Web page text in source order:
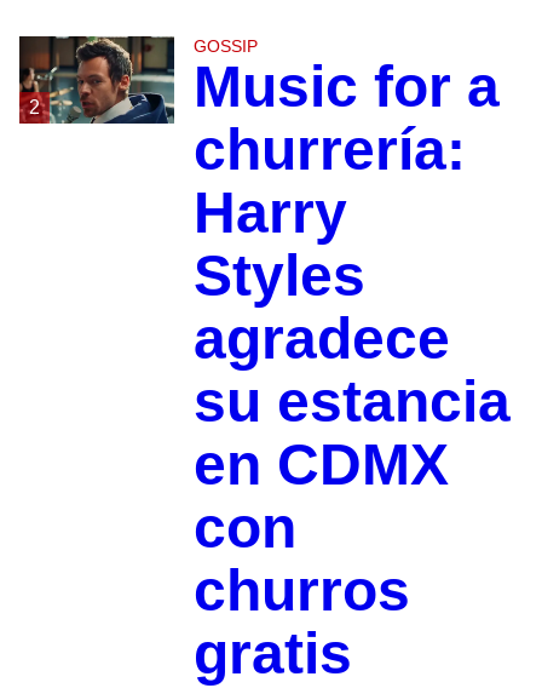
2
GOSSIP
Music for a
churrería:
Harry
Styles
agradece
su estancia
en CDMX
con
churros
gratis